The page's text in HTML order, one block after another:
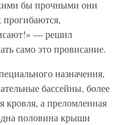
бы прочными они
— решил
само это провисание.
назначения,
бассейны, более
кровля, а преломленная
половина крыши